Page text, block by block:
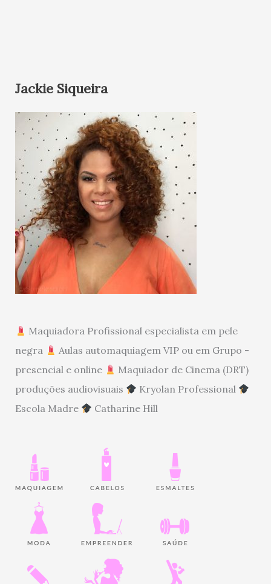
Jackie Siqueira
Maquiadora Profissional especialista em pele
negra
Aulas automaquiagem VIP ou em Grupo -
presencial e online
Maquiador de Cinema (DRT)
produções audiovisuais
Kryolan Professional
Escola Madre
Catharine Hill